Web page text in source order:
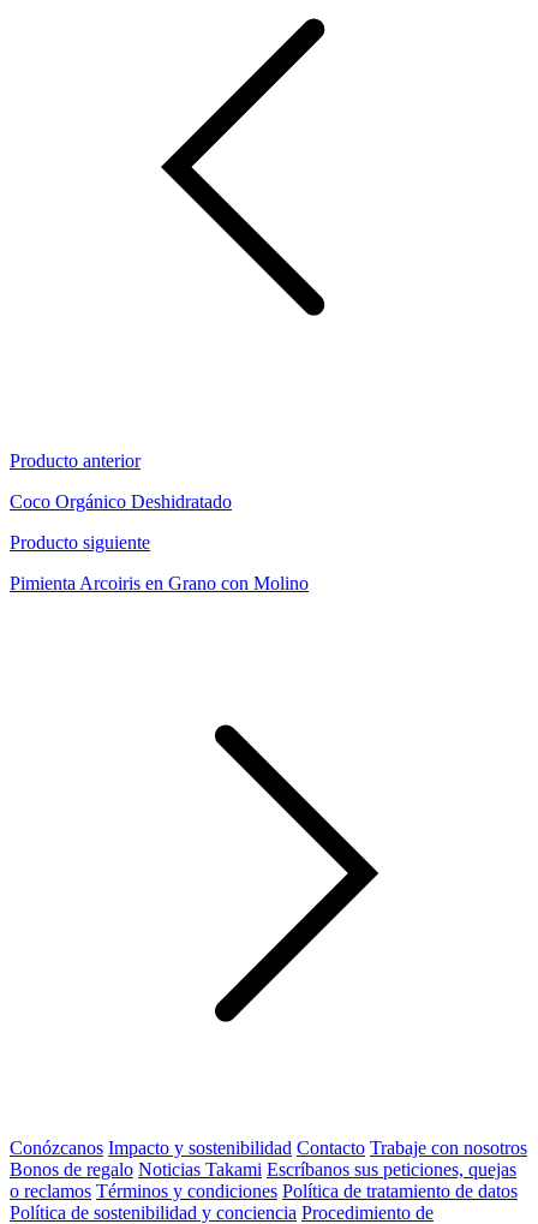
Producto anterior
Coco Orgánico Deshidratado
Producto siguiente
Pimienta Arcoiris en Grano con Molino
Conózcanos Impacto y sostenibilidad Contacto Trabaje con nosotros
Bonos de regalo Noticias Takami Escríbanos sus peticiones, quejas
o reclamos Términos y condiciones Política de tratamiento de datos
Política de sostenibilidad y conciencia Procedimiento de